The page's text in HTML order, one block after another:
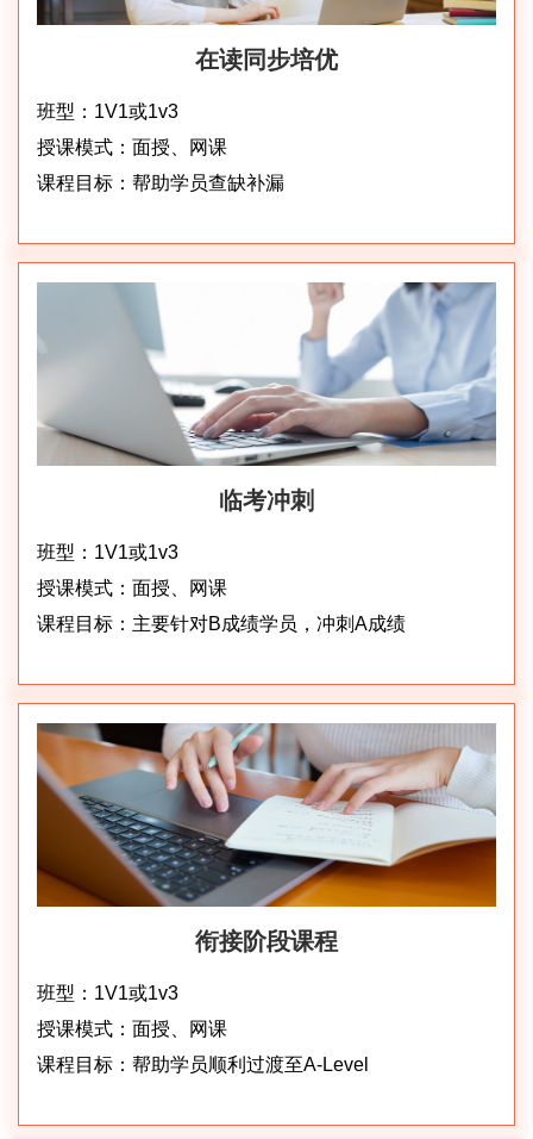
在读同步培优
班型：1V1或1v3
授课模式：面授、网课
课程目标：帮助学员查缺补漏
临考冲刺
班型：1V1或1v3
授课模式：面授、网课
课程目标：主要针对B成绩学员，冲刺A成绩
衔接阶段课程
班型：1V1或1v3
授课模式：面授、网课
课程目标：帮助学员顺利过渡至A-Level